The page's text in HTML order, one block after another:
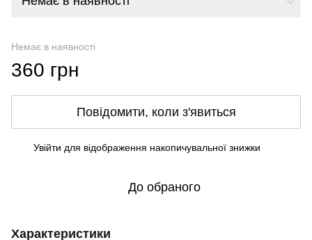
Немає в наявності
360 грн
Повідомити, коли з'явиться
Увійти для відображення накопичувальної знижки
До обраного
Характеристики